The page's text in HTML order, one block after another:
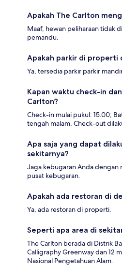
Apakah The Carlton
Maaf, hewan peliharaan tidak
pemandu.
Apakah parkir di properti
Ya, tersedia parkir parkir
Kapan waktu check-in
Carlton?
Check-in mulai pukul: 15.00;
tengah malam. Check-out
Apa saja yang dapat
sekitarnya?
Jaga kebugaran Anda dengan
pusat kebugaran.
Apakah ada restoran di
Ya, ada restoran di properti.
Seperti apa area di
The Carlton berada di Distrik
Calligraphy Greenway dan 12
Nasional Pengetahuan Alam.